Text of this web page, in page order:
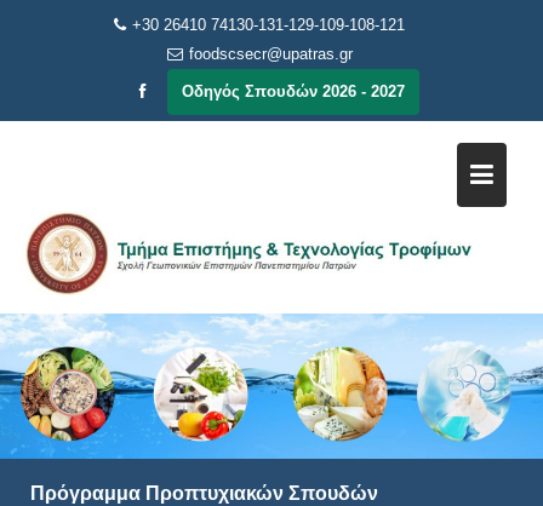
+30 26410 74130-131-129-109-108-121
foodscsecr@upatras.gr
Οδηγός Σπουδών 2026 - 2027
Πρόγραμμα Προπτυχιακών Σπουδών